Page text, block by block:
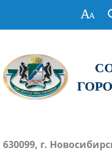
630099, г.